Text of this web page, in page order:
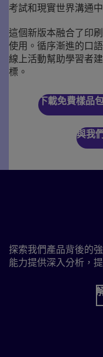
考試和現實世界溝通
這個新版本融合了印
使用。循序漸進的口
線上活動幫助學習者
標。
下載免費樣品
與我
探索我們產品背後的
能力提供深入分析，